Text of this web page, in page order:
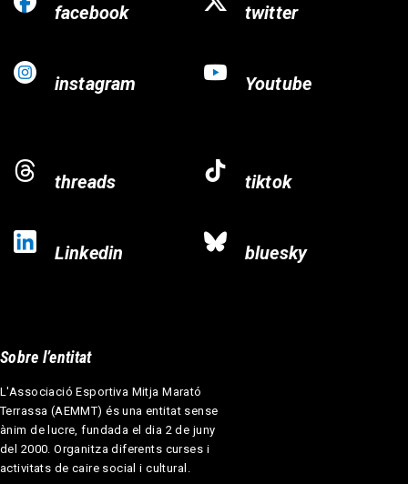
facebook twitter
instagram Youtube
threads tiktok
Linkedin bluesky
Sobre l’entitat
L'Associació Esportiva Mitja Marató
Terrassa (AEMMT) és una entitat sense
ànim de lucre, fundada el dia 2 de juny
del 2000. Organitza diferents curses i
activitats de caire social i cultural.